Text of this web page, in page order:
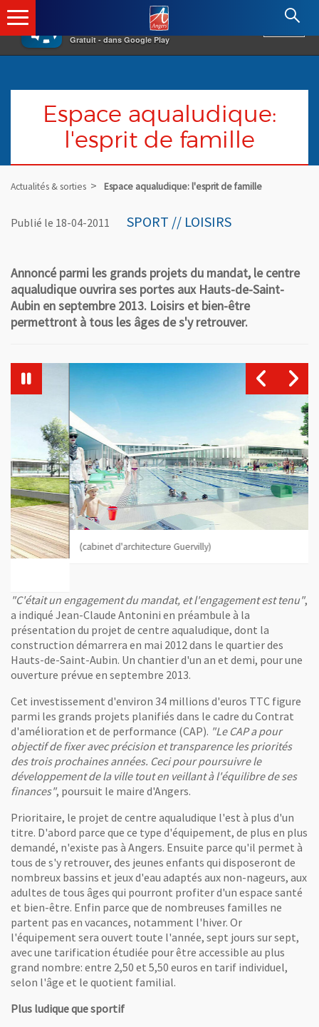
×
Gratuit - dans Google Play
Angers.fr : Retour à l'accueil
Espace aqualudique:
l'esprit de famille
Actualités & sorties Espace aqualudique: l'esprit de famille
Publié le 18-04-2011 SPORT // LOISIRS
Annoncé parmi les grands projets du mandat, le centre
aqualudique ouvrira ses portes aux Hauts-de-Saint-
Aubin en septembre 2013. Loisirs et bien-être
permettront à tous les âges de s'y retrouver.
Vue agrandie de l'image
, Ouvre une nouvelle fenêtre
(cabinet d'architecture Guervilly)
l'image
fenêtre
l'image
fenêtre
Guervilly)
l'image
fenêtre
Guervilly)
"C'était un engagement du mandat, et l'engagement est tenu",
a indiqué Jean-Claude Antonini en préambule à la
présentation du projet de centre aqualudique, dont la
construction démarrera en mai 2012 dans le quartier des
Hauts-de-Saint-Aubin. Un chantier d'un an et demi, pour une
ouverture prévue en septembre 2013.
Cet investissement d'environ 34 millions d'euros TTC figure
parmi les grands projets planifiés dans le cadre du Contrat
d'amélioration et de performance (CAP). "Le CAP a pour
objectif de fixer avec précision et transparence les priorités
des trois prochaines années. Ceci pour poursuivre le
développement de la ville tout en veillant à l'équilibre de ses
finances", poursuit le maire d'Angers.
Prioritaire, le projet de centre aqualudique l'est à plus d'un
titre. D'abord parce que ce type d'équipement, de plus en plus
demandé, n'existe pas à Angers. Ensuite parce qu'il permet à
tous de s'y retrouver, des jeunes enfants qui disposeront de
nombreux bassins et jeux d'eau adaptés aux non-nageurs, aux
adultes de tous âges qui pourront profiter d'un espace santé
et bien-être. Enfin parce que de nombreuses familles ne
partent pas en vacances, notamment l'hiver. Or
l'équipement sera ouvert toute l'année, sept jours sur sept,
avec une tarification étudiée pour être accessible au plus
grand nombre: entre 2,50 et 5,50 euros en tarif individuel,
selon l'âge et le quotient familial.
Plus ludique que sportif